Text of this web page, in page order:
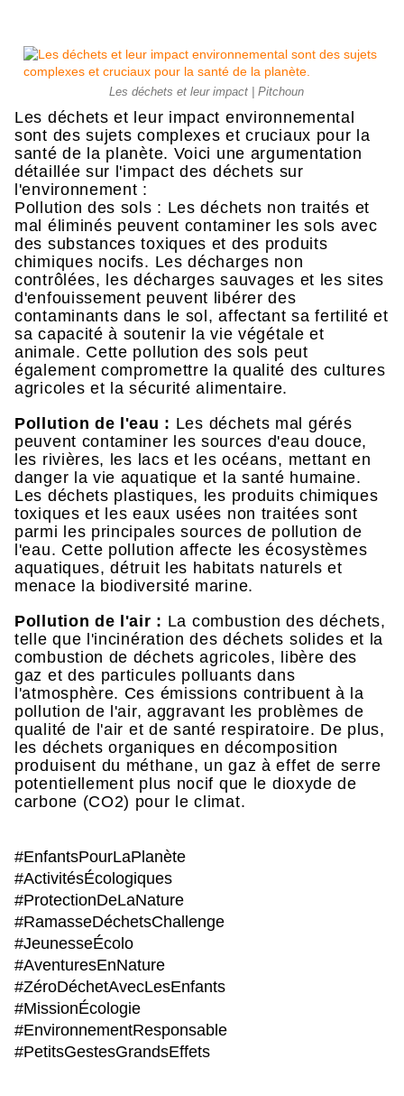
Les déchets et leur impact | Pitchoun
Les déchets et leur impact environnemental
sont des sujets complexes et cruciaux pour la
santé de la planète. Voici une argumentation
détaillée sur l'impact des déchets sur
l'environnement :
Pollution des sols : Les déchets non traités et
mal éliminés peuvent contaminer les sols avec
des substances toxiques et des produits
chimiques nocifs. Les décharges non
contrôlées, les décharges sauvages et les sites
d'enfouissement peuvent libérer des
contaminants dans le sol, affectant sa fertilité et
sa capacité à soutenir la vie végétale et
animale. Cette pollution des sols peut
également compromettre la qualité des cultures
agricoles et la sécurité alimentaire.
Pollution de l'eau : Les déchets mal gérés
peuvent contaminer les sources d'eau douce,
les rivières, les lacs et les océans, mettant en
danger la vie aquatique et la santé humaine.
Les déchets plastiques, les produits chimiques
toxiques et les eaux usées non traitées sont
parmi les principales sources de pollution de
l'eau. Cette pollution affecte les écosystèmes
aquatiques, détruit les habitats naturels et
menace la biodiversité marine.
Pollution de l'air : La combustion des déchets,
telle que l'incinération des déchets solides et la
combustion de déchets agricoles, libère des
gaz et des particules polluants dans
l'atmosphère. Ces émissions contribuent à la
pollution de l'air, aggravant les problèmes de
qualité de l'air et de santé respiratoire. De plus,
les déchets organiques en décomposition
produisent du méthane, un gaz à effet de serre
potentiellement plus nocif que le dioxyde de
carbone (CO2) pour le climat.
#EnfantsPourLaPlanète
#ActivitésÉcologiques
#ProtectionDeLaNature
#RamasseDéchetsChallenge
#JeunesseÉcolo
#AventuresEnNature
#ZéroDéchetAvecLesEnfants
#MissionÉcologie
#EnvironnementResponsable
#PetitsGestesGrandsEffets